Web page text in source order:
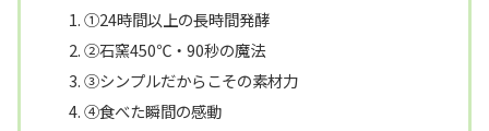
①24時間以上の長時間発酵
②石窯450℃・90秒の魔法
③シンプルだからこその素材力
④食べた瞬間の感動